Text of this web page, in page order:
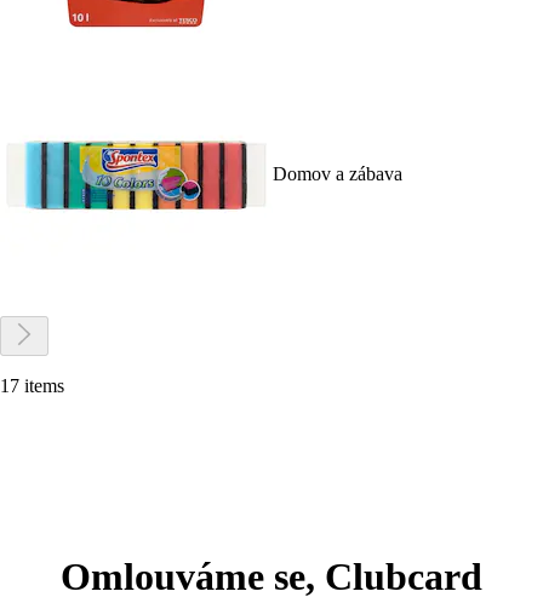
Domov a zábava
17 items
Omlouváme se, Clubcard